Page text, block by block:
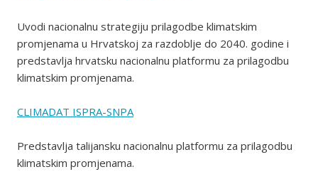
Uvodi nacionalnu strategiju prilagodbe klimatskim
promjenama u Hrvatskoj za razdoblje do 2040. godine i
predstavlja hrvatsku nacionalnu platformu za prilagodbu
klimatskim promjenama.
CLIMADAT ISPRA-SNPA
Predstavlja talijansku nacionalnu platformu za prilagodbu
klimatskim promjenama.